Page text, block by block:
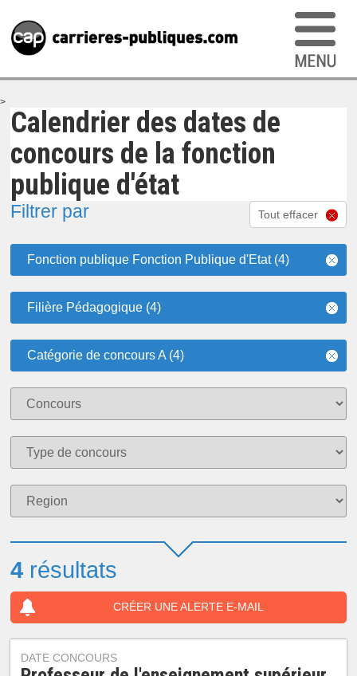
>
Calendrier des dates de
concours de la fonction
publique d'état
Filtrer par Tout effacer
Fonction publique Fonction Publique d'Etat (4)
Filière Pédagogique (4)
Catégorie de concours A (4)
4 résultats
CRÉER UNE ALERTE E-MAIL
DATE CONCOURS